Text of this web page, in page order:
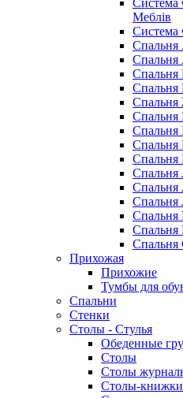
Система
Меблів
Система
Спальня
Спальня
Спальня
Спальня
Спальня
Спальня
Спальня
Прихожая
Прихожие
Тумбы для
Спальни
Стенки
Столы - Стулья
Обеденные
Столы
Столы
Столы-книжки